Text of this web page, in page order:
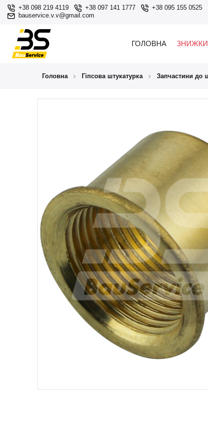
+38 098 219 4119 +38 097 141 1777
+38 095 155 0525
bauservice.v.v@gmail.com
ГОЛОВНА ЗНИЖКИ
Головна Гіпсова штукатурка Запчастини до